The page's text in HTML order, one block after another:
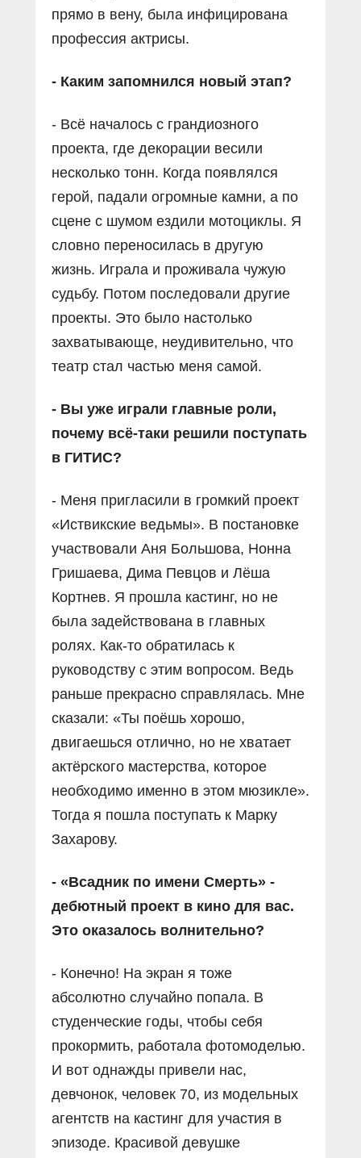
прямо в вену, была инфицирована
профессия актрисы.
- Каким запомнился новый этап?
- Всё началось с грандиозного
проекта, где декорации весили
несколько тонн. Когда появлялся
герой, падали огромные камни, а по
сцене с шумом ездили мотоциклы. Я
словно переносилась в другую
жизнь. Играла и проживала чужую
судьбу. Потом последовали другие
проекты. Это было настолько
захватывающе, неудивительно, что
театр стал частью меня самой.
- Вы уже играли главные роли,
почему всё-таки решили поступать
в ГИТИС?
- Меня пригласили в громкий проект
«Иствикские ведьмы». В постановке
участвовали Аня Большова, Нонна
Гришаева, Дима Певцов и Лёша
Кортнев. Я прошла кастинг, но не
была задействована в главных
ролях. Как-то обратилась к
руководству с этим вопросом. Ведь
раньше прекрасно справлялась. Мне
сказали: «Ты поёшь хорошо,
двигаешься отлично, но не хватает
актёрского мастерства, которое
необходимо именно в этом мюзикле».
Тогда я пошла поступать к Марку
Захарову.
- «Всадник по имени Смерть» -
дебютный проект в кино для вас.
Это оказалось волнительно?
- Конечно! На экран я тоже
абсолютно случайно попала. В
студенческие годы, чтобы себя
прокормить, работала фотомоделью.
И вот однажды привели нас,
девчонок, человек 70, из модельных
агентств на кастинг для участия в
эпизоде. Красивой девушке